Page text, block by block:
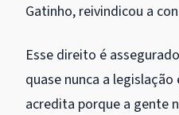
Gatinho, reivindicou a
Esse direito é
quase nunca a
acredita porque a gente